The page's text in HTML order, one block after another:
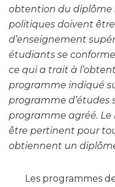
obtention du diplôme
politiques doivent
d’enseignement
étudiants se
ce qui a trait à
programme indiqué
programme d’études
programme agréé.
être pertinent pour
obtiennent un
Les programmes